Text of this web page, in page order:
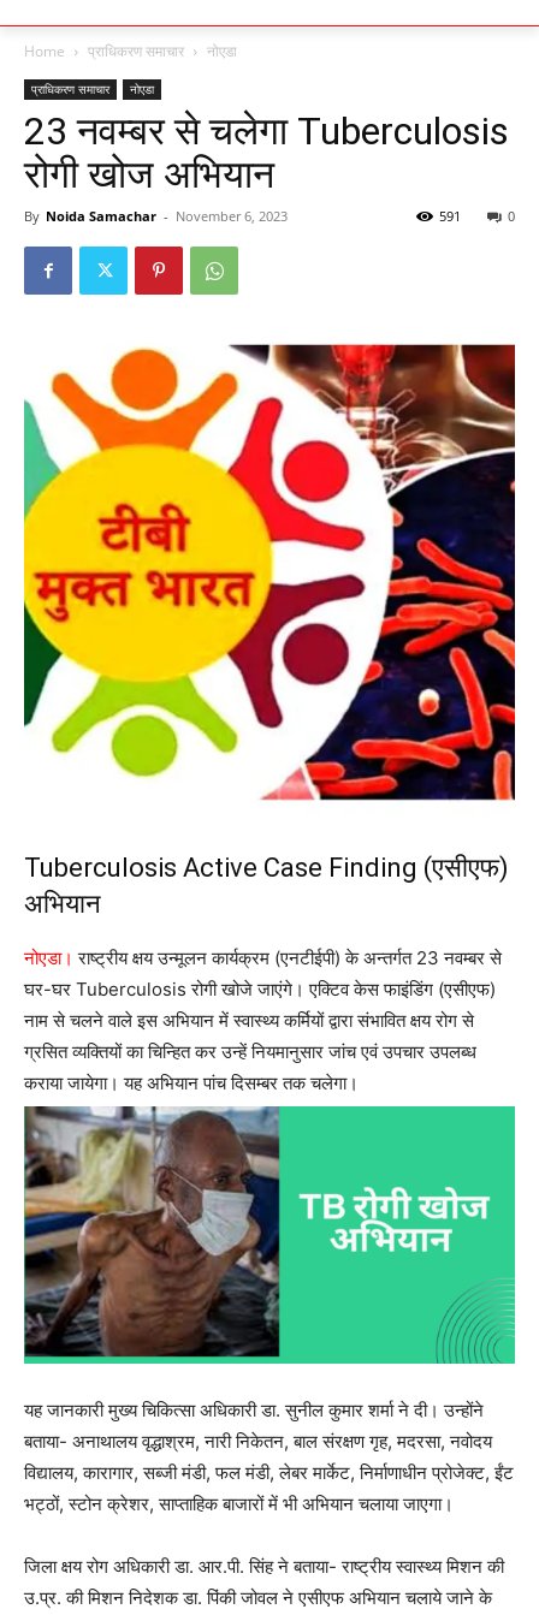
Home प्राधिकरण समाचार नोएडा
प्राधिकरण समाचार नोएडा
23 नवम्बर से चलेगा Tuberculosis
रोगी खोज अभियान
By Noida Samachar - November 6, 2023 0
591
Tuberculosis Active Case Finding (एसीएफ)
अभियान
नोएडा। राष्ट्रीय क्षय उन्मूलन कार्यक्रम (एनटीईपी) के अन्तर्गत 23 नवम्बर से
घर-घर Tuberculosis रोगी खोजे जाएंगे। एक्टिव केस फाइंडिंग (एसीएफ)
नाम से चलने वाले इस अभियान में स्वास्थ्य कर्मियों द्वारा संभावित क्षय रोग से
ग्रसित व्यक्तियों का चिन्हित कर उन्हें नियमानुसार जांच एवं उपचार उपलब्ध
कराया जायेगा। यह अभियान पांच दिसम्बर तक चलेगा।
यह जानकारी मुख्य चिकित्सा अधिकारी डा. सुनील कुमार शर्मा ने दी। उन्होंने
बताया- अनाथालय वृद्धाश्रम, नारी निकेतन, बाल संरक्षण गृह, मदरसा, नवोदय
विद्यालय, कारागार, सब्जी मंडी, फल मंडी, लेबर मार्केट, निर्माणाधीन प्रोजेक्ट, ईंट
भट्ठों, स्टोन क्रेशर, साप्ताहिक बाजारों में भी अभियान चलाया जाएगा।
जिला क्षय रोग अधिकारी डा. आर.पी. सिंह ने बताया- राष्ट्रीय स्वास्थ्य मिशन की
उ.प्र. की मिशन निदेशक डा. पिंकी जोवल ने एसीएफ अभियान चलाये जाने के